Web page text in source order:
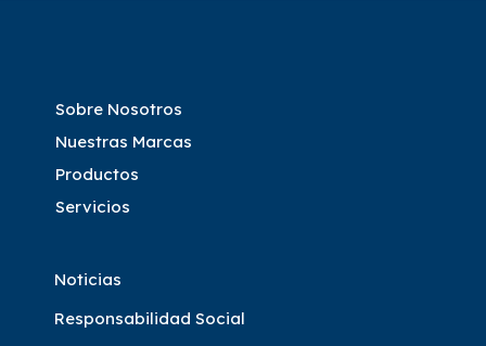
Sobre Nosotros
Nuestras Marcas
Productos
Servicios
Noticias
Responsabilidad Social